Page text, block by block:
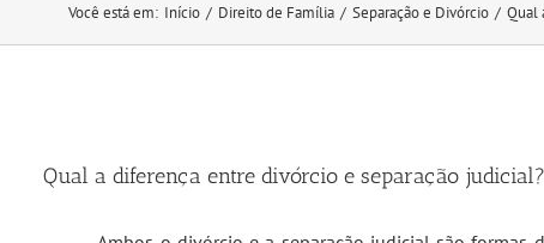
Você está em: Início / Direito de Família / Separação e Divórcio / Qual
Qual a diferença entre divórcio e separação judicial?